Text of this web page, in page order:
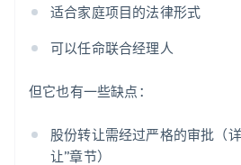
适合家庭项目的法律形式
可以任命联合经理人
但它也有一些缺点：
股份转让需经过严格的审批（
让”章节）